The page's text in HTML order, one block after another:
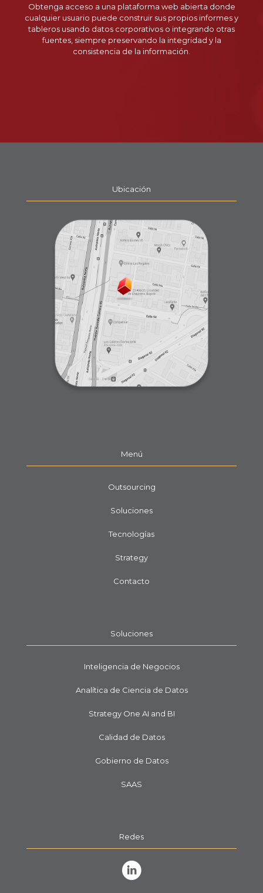
Obtenga acceso a una plataforma web abierta donde
cualquier usuario puede construir sus propios informes y
tableros usando datos corporativos o integrando otras
fuentes, siempre preservando la integridad y la
consistencia de la información.
Ubicación
Menú
Outsourcing
Soluciones
Tecnologías
Strategy
Contacto
Soluciones
Inteligencia de Negocios
Analítica de Ciencia de Datos
Strategy One AI and BI
Calidad de Datos
Gobierno de Datos
SAAS
Redes